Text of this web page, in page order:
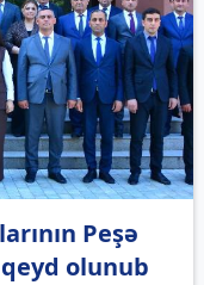
Peşə
olunub